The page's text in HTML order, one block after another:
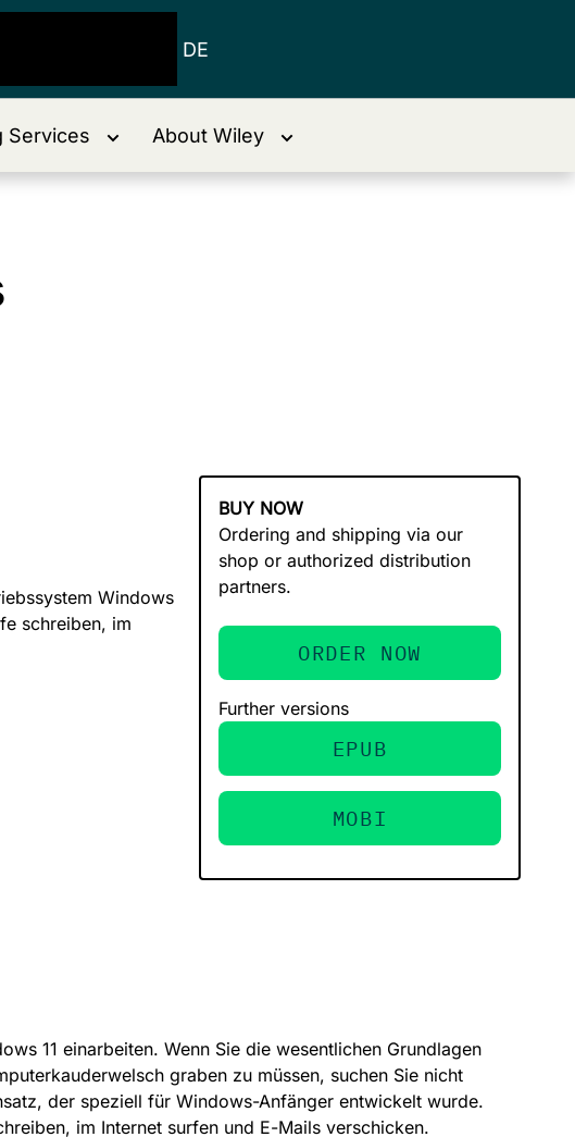
DE
Services About Wiley
Windows
schreiben, im
BUY NOW
Ordering and shipping via our
shop or authorized distribution
partners.
ORDER NOW
Further versions
EPUB
MOBI
11 einarbeiten. Wenn Sie die wesentlichen Grundlagen
graben zu müssen, suchen Sie nicht
der speziell für Windows-Anfänger entwickelt wurde.
im Internet surfen und E-Mails verschicken.